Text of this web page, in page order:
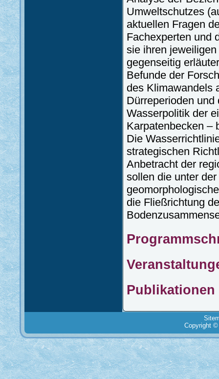
Umweltschutzes
aktuellen Fragen
Fachexperten und
sie ihren
gegenseitig
Befunde der
des Klimawandels
Dürreperioden
Wasserpolitik der
Karpatenbecken –
Die
strategischen
Anbetracht der
sollen die unter
die Fließrichtung
Publikationen
Copyright ©